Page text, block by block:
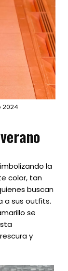
2024
la
color, tan
buscan
a sus outfits.
se
y